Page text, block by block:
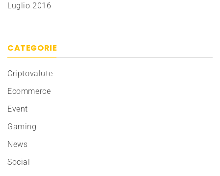
Luglio 2016
CATEGORIE
Criptovalute
Ecommerce
Event
Gaming
News
Social